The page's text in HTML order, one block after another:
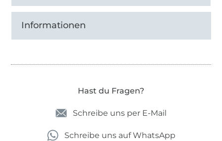
Informationen
Hast du Fragen?
Schreibe uns per E-Mail
Schreibe uns auf WhatsApp